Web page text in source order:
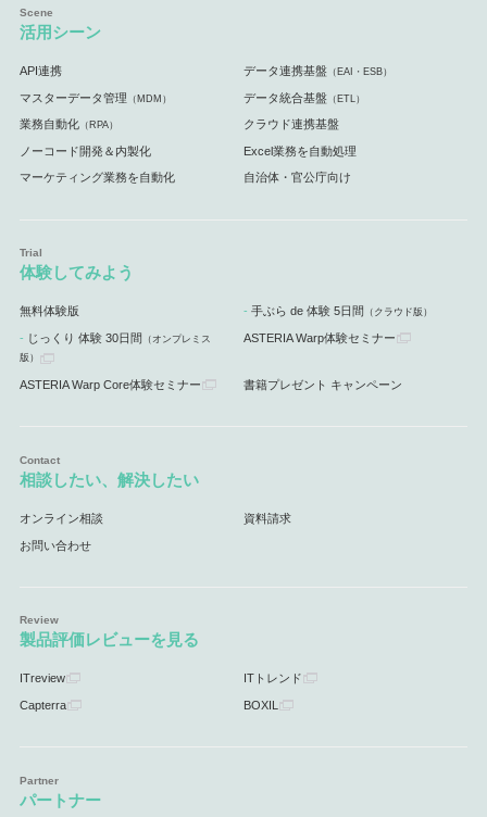
活用シーン
API連携 データ連携基盤 （EAI・ESB）
マスターデータ管理 （MDM） データ統合基盤 （ETL）
業務自動化（RPA） クラウド連携基盤
ノーコード開発＆内製化 Excel業務を自動処理
マーケティング業務を自動化 自治体・官公庁向け
体験してみよう
無料体験版 手ぶら de 体験 5日間 （クラウド版）
じっくり 体験 30日間 （オンプレミス
版）
ASTERIA Warp体験セミナー
ASTERIA Warp Core体験セミナー 書籍プレゼント キャンペーン
相談したい、解決したい
オンライン相談 資料請求
お問い合わせ
製品評価レビューを見る
ITreview ITトレンド
Capterra BOXIL
パートナー